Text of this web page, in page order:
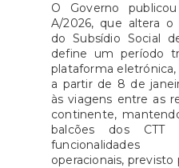
O Governo
A/2026, que altera
do Subsídio Social
define um período
plataforma eletrónica,
a partir de 8 de
às viagens entre as
continente,
balcões dos
operacionais, previsto